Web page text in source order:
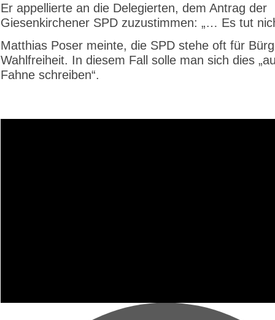
Er appellierte an die Delegierten, dem Antrag der
Giesenkirchener SPD zuzustimmen: „… Es tut
Matthias Poser meinte, die SPD stehe oft für
Wahlfreiheit. In diesem Fall solle man sich dies
Fahne schreiben“.